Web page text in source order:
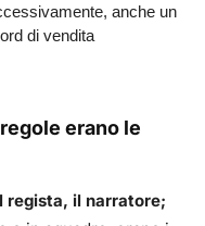
anche un
di vendita
erano le
regista, il narratore;